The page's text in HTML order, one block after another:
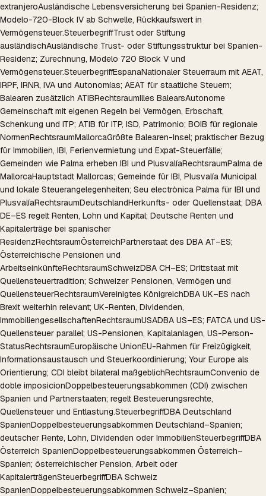
extranjeroAusländische Lebensversicherung bei Spanien-Residenz;
Modelo-720-Block IV ab Schwelle, Rückkaufswert in
Vermögensteuer.SteuerbegriffTrust oder Stiftung
ausländischAusländische Trust- oder Stiftungsstruktur bei Spanien-
Residenz; Zurechnung, Modelo 720 Block V und
Vermögensteuer.SteuerbegriffEspanaNationaler Steuerraum mit AEAT,
IRPF, IRNR, IVA und Autonomías; AEAT für staatliche Steuern;
Balearen zusätzlich ATIBRechtsraumIlles BalearsAutonome
Gemeinschaft mit eigenen Regeln bei Vermögen, Erbschaft,
Schenkung und ITP; ATIB für ITP, ISD, Patrimonio; BOIB für regionale
NormenRechtsraumMallorcaGrößte Balearen-Insel; praktischer Bezug
für Immobilien, IBI, Ferienvermietung und Expat-Steuerfälle;
Gemeinden wie Palma erheben IBI und PlusvalíaRechtsraumPalma de
MallorcaHauptstadt Mallorcas; Gemeinde für IBI, Plusvalía Municipal
und lokale Steuerangelegenheiten; Seu electrònica Palma für IBI und
PlusvalíaRechtsraumDeutschlandHerkunfts- oder Quellenstaat; DBA
DE–ES regelt Renten, Lohn und Kapital; Deutsche Renten und
Kapitalerträge bei spanischer
ResidenzRechtsraumÖsterreichPartnerstaat des DBA AT–ES;
Österreichische Pensionen und
ArbeitseinkünfteRechtsraumSchweizDBA CH–ES; Drittstaat mit
Quellensteuertradition; Schweizer Pensionen, Vermögen und
QuellensteuerRechtsraumVereinigtes KönigreichDBA UK–ES nach
Brexit weiterhin relevant; UK-Renten, Dividenden,
ImmobiliengesellschaftenRechtsraumUSADBA US–ES; FATCA und US-
Quellensteuer parallel; US-Pensionen, Kapitalanlagen, US-Person-
StatusRechtsraumEuropäische UnionEU-Rahmen für Freizügigkeit,
Informationsaustausch und Steuerkoordinierung; Your Europe als
Orientierung; CDI bleibt bilateral maßgeblichRechtsraumConvenio de
doble imposicionDoppelbesteuerungsabkommen (CDI) zwischen
Spanien und Partnerstaaten; regelt Besteuerungsrechte,
Quellensteuer und Entlastung.SteuerbegriffDBA Deutschland
SpanienDoppelbesteuerungsabkommen Deutschland–Spanien;
deutscher Rente, Lohn, Dividenden oder ImmobilienSteuerbegriffDBA
Österreich SpanienDoppelbesteuerungsabkommen Österreich–
Spanien; österreichischer Pension, Arbeit oder
KapitalerträgenSteuerbegriffDBA Schweiz
SpanienDoppelbesteuerungsabkommen Schweiz–Spanien;